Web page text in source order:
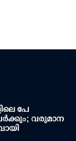
പേ
വരുമാന